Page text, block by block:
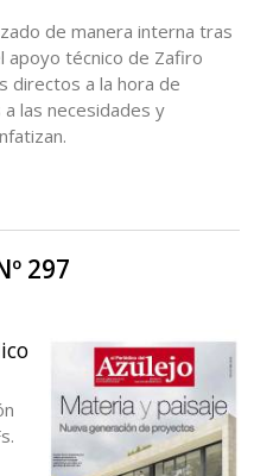
de manera interna tras
apoyo técnico de Zafiro
directos a la hora de
las necesidades y
297